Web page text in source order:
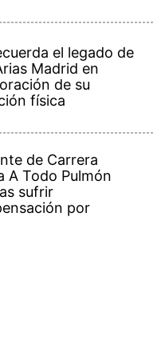
el legado de
Madrid en
de su
física
de Carrera
A Todo Pulmón
sufrir
por